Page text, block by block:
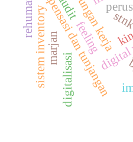
kompensasi dan tunjangan
sistem inventory feeling
marjan
audit
digitalisasi
stnk